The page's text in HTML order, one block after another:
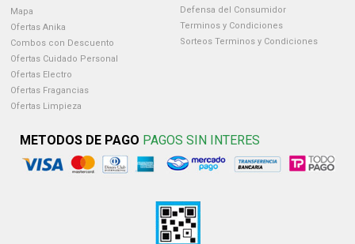
Mapa
Ofertas Anika
Combos con Descuento
Ofertas Cuidado Personal
Ofertas Electro
Ofertas Fragancias
Ofertas Limpieza
Defensa del Consumidor
Terminos y Condiciones
Sorteos Terminos y Condiciones
METODOS DE PAGO PAGOS SIN INTERES